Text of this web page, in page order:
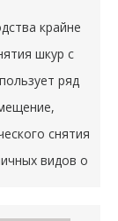
крайне
шкур с
ряд
снятия
видов о